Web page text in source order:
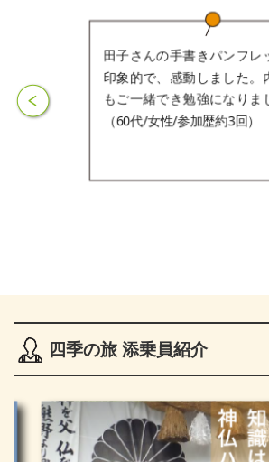
一番良かったのは帰り道の
などトラブルを予防する
「ひと言」が添乗員からも
事です（60代/男性/参加歴1回
四季の旅 添乗員紹介